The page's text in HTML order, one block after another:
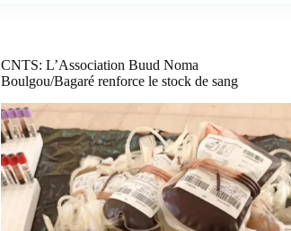
CNTS: L’Association Buud Noma
Boulgou/Bagaré renforce le stock de sang